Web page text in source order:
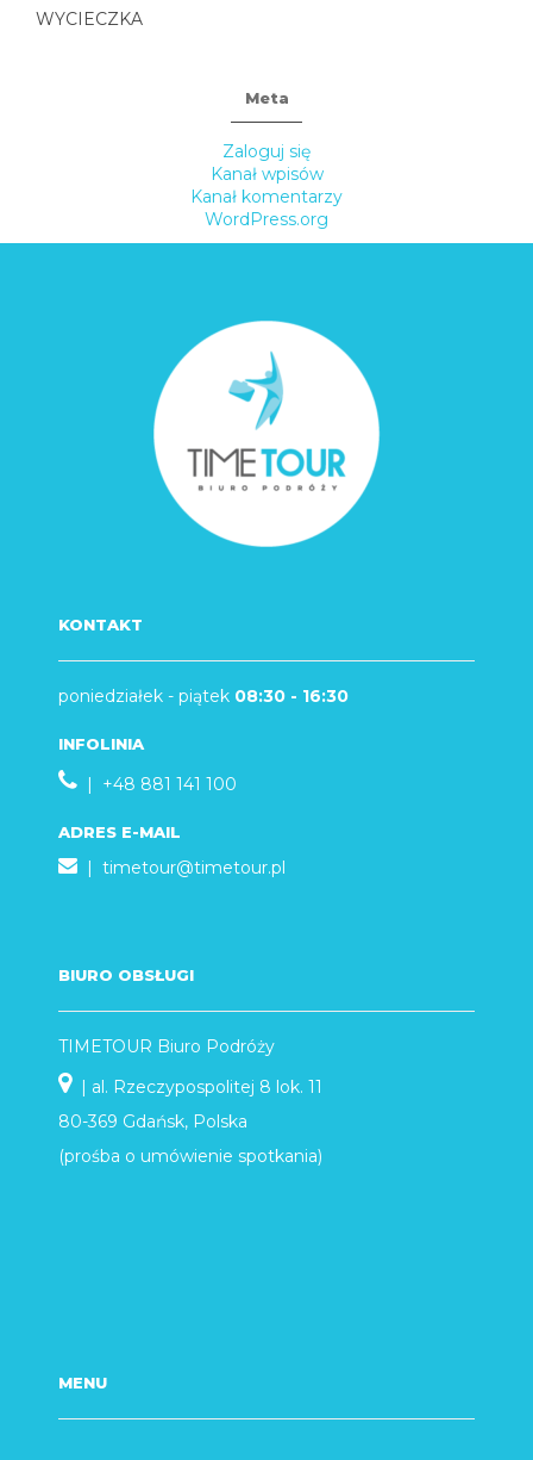
WYCIECZKA
Meta
Zaloguj się
Kanał wpisów
Kanał komentarzy
WordPress.org
KONTAKT
poniedziałek - piątek 08:30 - 16:30
INFOLINIA
| +48 881 141 100
ADRES E-MAIL
| timetour@timetour.pl
BIURO OBSŁUGI
TIMETOUR Biuro Podróży
| al. Rzeczypospolitej 8 lok. 11
80-369 Gdańsk, Polska
(prośba o umówienie spotkania)
MENU